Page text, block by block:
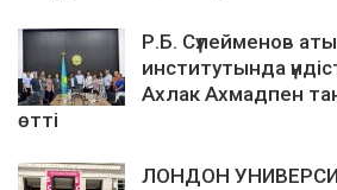
Р.Б. Сүлейменов
институтында
Ахлак Ахмадпен
өтті
ЛОНДОН